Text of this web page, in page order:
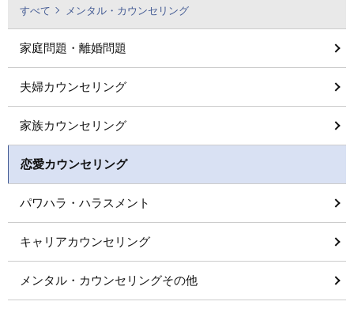
すべて メンタル・カウンセリング
家庭問題・離婚問題
夫婦カウンセリング
家族カウンセリング
恋愛カウンセリング
パワハラ・ハラスメント
キャリアカウンセリング
メンタル・カウンセリングその他